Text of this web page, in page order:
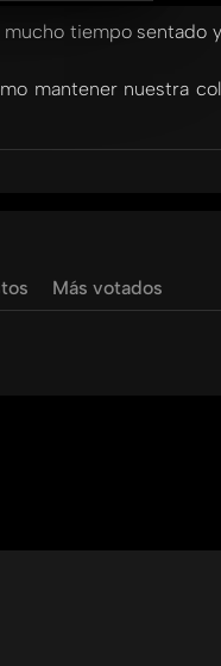
tiempo sentado
mantener nuestra
Más votados